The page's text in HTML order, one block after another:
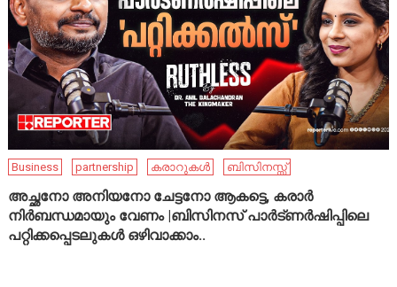
Business partnership കരാറുകൾ ബിസിനസ്സ്
അച്ഛനോ അനിയനോ ചേട്ടനോ ആകട്ടെ, കരാർ
നിർബന്ധമായും വേണം |ബിസിനസ് പാർട്ണർഷിപ്പിലെ
പറ്റിക്കപ്പെടലുകൾ ഒഴിവാക്കാം..